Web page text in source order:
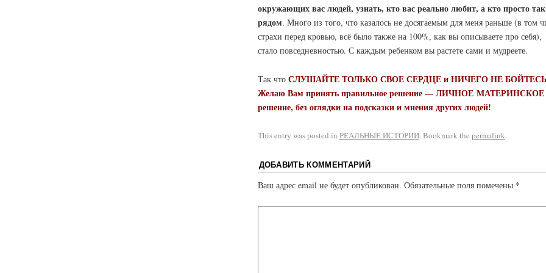
окружающих вас людей, узнать, кто вас реально любит, а кто просто так
рядом. Много из того, что казалось не досягаемым для меня раньше (в том
страхи перед кровью, всё было также на 100%, как вы описываете про себя),
стало повседневностью. С каждым ребенком вы растете сами и мудреете.
Так что СЛУШАЙТЕ ТОЛЬКО СВОЕ СЕРДЦЕ и НИЧЕГО НЕ
Желаю Вам принять правильное решение — ЛИЧНОЕ МАТЕРИНСКОЕ
решение, без оглядки на подсказки и мнения других людей!
This entry was posted in РЕАЛЬНЫЕ ИСТОРИИ. Bookmark the permalink.
ДОБАВИТЬ КОММЕНТАРИЙ
Ваш адрес email не будет опубликован. Обязательные поля помечены *